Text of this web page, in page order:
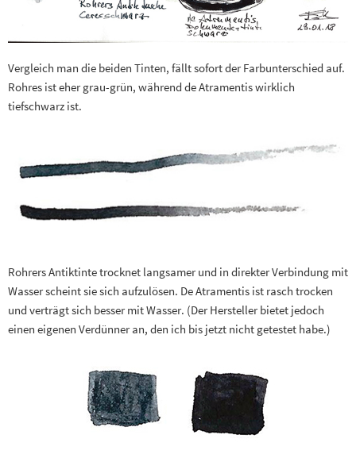
Vergleich man die beiden Tinten, fällt sofort der Farbunterschied auf.
Rohres ist eher grau-grün, während de Atramentis wirklich
tiefschwarz ist.
Rohrers Antiktinte trocknet langsamer und in direkter Verbindung mit
Wasser scheint sie sich aufzulösen. De Atramentis ist rasch trocken
und verträgt sich besser mit Wasser. (Der Hersteller bietet jedoch
einen eigenen Verdünner an, den ich bis jetzt nicht getestet habe.)